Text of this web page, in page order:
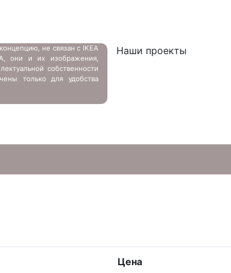
не связан с IKEA
они и их изображения,
собственности
только для удобства
Наши проекты
Цена